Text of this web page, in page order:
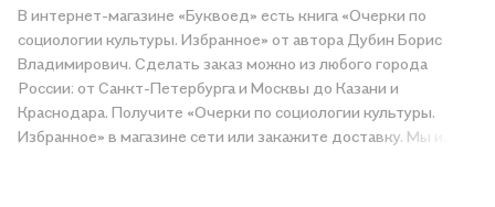
В интернет-магазине «Буквоед» есть книга «Очерки по
социологии культуры. Избранное» от автора Дубин Борис
Владимирович. Сделать заказ можно из любого города
России: от Санкт-Петербурга и Москвы до Казани и
Краснодара. Получите «Очерки по социологии культуры.
Избранное» в магазине сети или закажите доставку. Мы и